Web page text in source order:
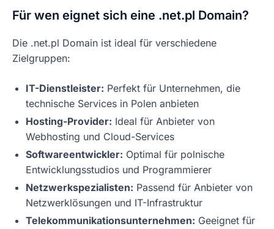
Für wen eignet sich eine .net.pl Domain?
Die .net.pl Domain ist ideal für verschiedene
Zielgruppen:
IT-Dienstleister: Perfekt für Unternehmen, die
technische Services in Polen anbieten
Hosting-Provider: Ideal für Anbieter von
Webhosting und Cloud-Services
Softwareentwickler: Optimal für polnische
Entwicklungsstudios und Programmierer
Netzwerkspezialisten: Passend für Anbieter von
Netzwerklösungen und IT-Infrastruktur
Telekommunikationsunternehmen: Geeignet für